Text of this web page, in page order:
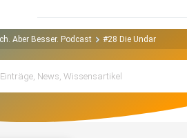
Aber Besser. Podcast #28 Die